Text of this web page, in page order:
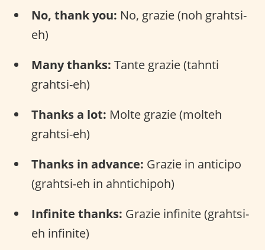
No, thank you: No, grazie (noh grahtsi-
eh)
Many thanks: Tante grazie (tahnti
grahtsi-eh)
Thanks a lot: Molte grazie (molteh
grahtsi-eh)
Thanks in advance: Grazie in anticipo
(grahtsi-eh in ahntichipoh)
Infinite thanks: Grazie infinite (grahtsi-
eh infinite)